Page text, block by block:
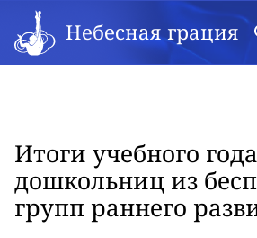
Небесная грация
Итоги учебного года
дошкольниц из
групп раннего